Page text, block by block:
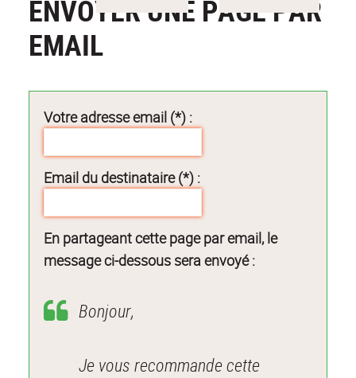
ENVOYER UNE PAGE PAR
EMAIL
Votre adresse email (*) :
Email du destinataire (*) :
En partageant cette page par email, le
message ci-dessous sera envoyé :
Bonjour,
Je vous recommande cette